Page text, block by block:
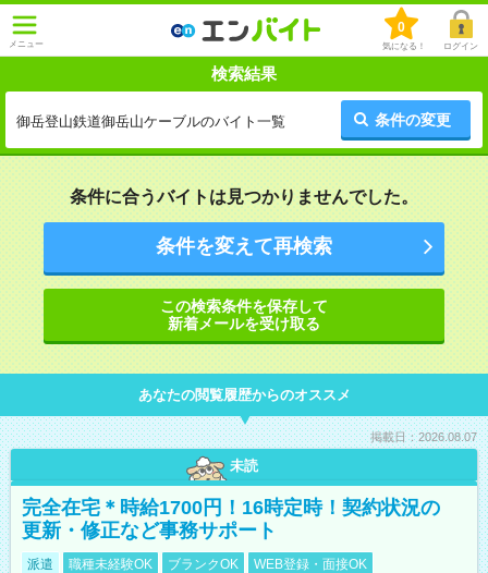
メニュー
0
気になる！ ログイン
検索結果
御岳登山鉄道御岳山ケーブルのバイト一覧 条件の変更
条件に合うバイトは見つかりませんでした。
条件を変えて再検索
この検索条件を保存して
新着メールを受け取る
あなたの閲覧履歴からのオススメ
掲載日：2026.08.07
未読
完全在宅＊時給1700円！16時定時！契約状況の
更新・修正など事務サポート
派遣 職種未経験OK ブランクOK WEB登録・面接OK